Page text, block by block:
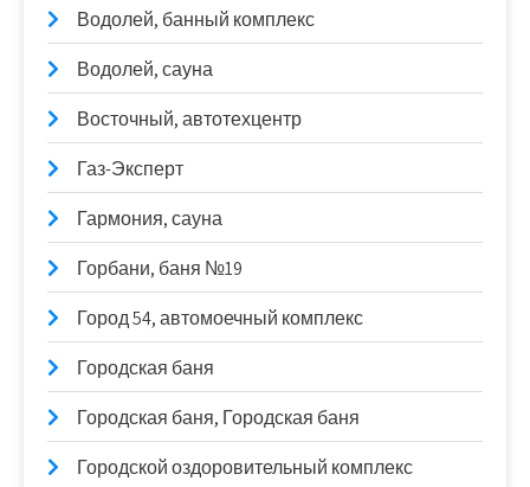
Водолей, банный комплекс
Водолей, сауна
Восточный, автотехцентр
Газ-Эксперт
Гармония, сауна
Горбани, баня №19
Город 54, автомоечный комплекс
Городская баня
Городская баня, Городская баня
Городской оздоровительный комплекс